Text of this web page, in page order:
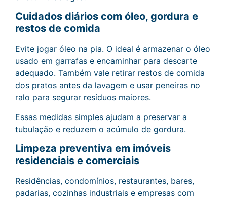
Cuidados diários com óleo, gordura e
restos de comida
Evite jogar óleo na pia. O ideal é armazenar o óleo
usado em garrafas e encaminhar para descarte
adequado. Também vale retirar restos de comida
dos pratos antes da lavagem e usar peneiras no
ralo para segurar resíduos maiores.
Essas medidas simples ajudam a preservar a
tubulação e reduzem o acúmulo de gordura.
Limpeza preventiva em imóveis
residenciais e comerciais
Residências, condomínios, restaurantes, bares,
padarias, cozinhas industriais e empresas com